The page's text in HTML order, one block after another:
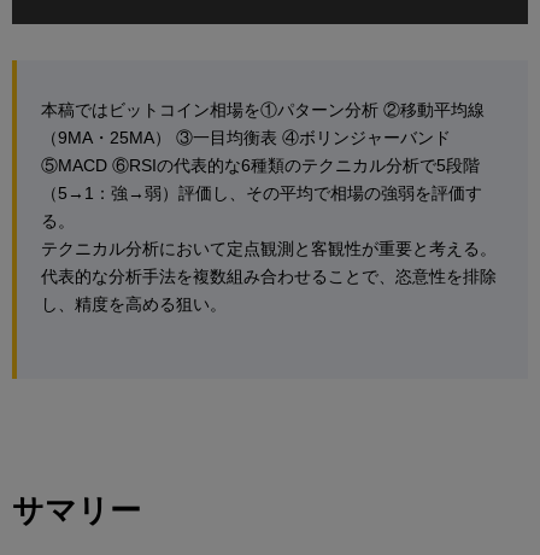
本稿ではビットコイン相場を①パターン分析 ②移動平均線
（9MA・25MA） ③一目均衡表 ④ボリンジャーバンド
⑤MACD ⑥RSIの代表的な6種類のテクニカル分析で5段階
（5→1：強→弱）評価し、その平均で相場の強弱を評価す
る。
テクニカル分析において定点観測と客観性が重要と考える。
代表的な分析手法を複数組み合わせることで、恣意性を排除
し、精度を高める狙い。
サマリー